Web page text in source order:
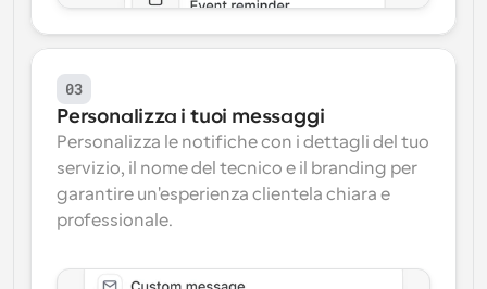
03
Personalizza i tuoi messaggi
Personalizza le notifiche con i dettagli del tuo
servizio, il nome del tecnico e il branding per
garantire un'esperienza clientela chiara e
professionale.